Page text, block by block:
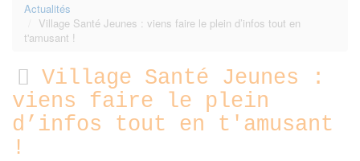
Actualités
Village Santé Jeunes : viens faire le plein d’infos tout en
t'amusant !
Village Santé Jeunes :
viens faire le plein
d’infos tout en t'amusant
!